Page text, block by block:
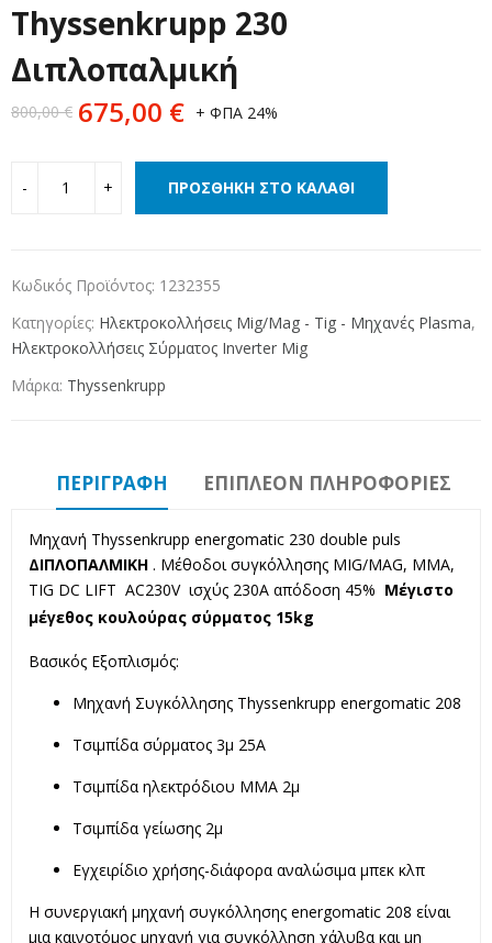
Thyssenkrupp 230
Διπλοπαλμική
800,00€ 675,00 € + ΦΠΑ 24%
ΠΡΟΣΘΉΚΗ ΣΤΟ ΚΑΛΆΘΙ
Κωδικός Προϊόντος: 1232355
Κατηγορίες: Ηλεκτροκολλήσεις Mig/Mag - Tig - Μηχανές Plasma,
Ηλεκτροκολλήσεις Σύρματος Ιnverter Mig
Μάρκα: Thyssenkrupp
ΠΕΡΙΓΡΑΦΉ ΕΠΙΠΛΈΟΝ ΠΛΗΡΟΦΟΡΊΕΣ
Μηχανή Τhyssenkrupp energomatic 230 double puls
ΔΙΠΛΟΠΑΛΜΙΚΗ . Μέθοδοι συγκόλλησης MIG/MAG, MMA,
TIG DC LIFT AC230V ισχύς 230Α απόδοση 45% Μέγιστο
μέγεθος κουλούρας σύρματος 15kg
Βασικός Εξοπλισμός:
Μηχανή Συγκόλλησης Τhyssenkrupp energomatic 208
Τσιμπίδα σύρματος 3μ 25Α
Τσιμπίδα ηλεκτρόδιου ΜΜΑ 2μ
Τσιμπίδα γείωσης 2μ
Εγχειρίδιο χρήσης-διάφορα αναλώσιμα μπεκ κλπ
Η συνεργιακή μηχανή συγκόλλησης energomatic 208 είναι
μια καινοτόμος μηχανή για συγκόλληση χάλυβα και μη